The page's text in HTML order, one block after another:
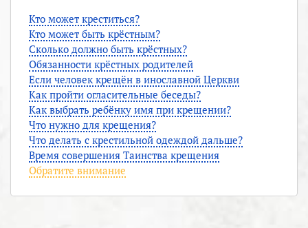
Кто может креститься?
Кто может быть крёстным?
Сколько должно быть крёстных?
Обязанности крёстных родителей
Если человек крещён в инославной Церкви
Как пройти огласительные беседы?
Как выбрать ребёнку имя при крещении?
Что нужно для крещения?
Что делать с крестильной одеждой дальше?
Время совершения Таинства крещения
Обратите внимание